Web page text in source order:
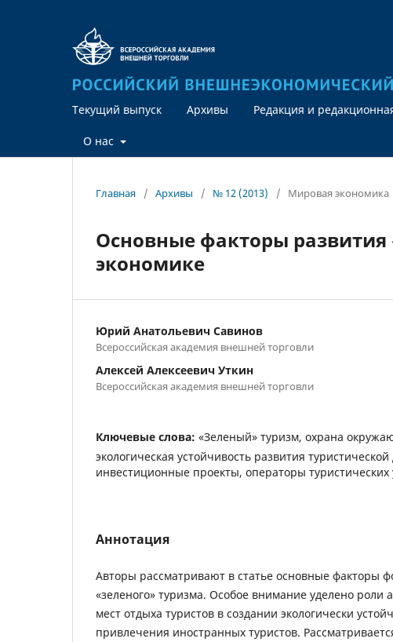
Текущий выпуск Архивы Редакция и
О нас
Главная / Архивы / № 12 (2013) / Мировая экономика
Основные факторы развития
экономике
Юрий Анатольевич Савинов
Всероссийская академия внешней торговли
Алексей Алексеевич Уткин
Всероссийская академия внешней торговли
Ключевые слова: «Зеленый» туризм, охрана
экологическая устойчивость развития
инвестиционные проекты, операторы туристических
Аннотация
Авторы рассматривают в статье основные факторы
«зеленого» туризма. Особое внимание уделено роли
мест отдыха туристов в создании экологически
привлечения иностранных туристов.